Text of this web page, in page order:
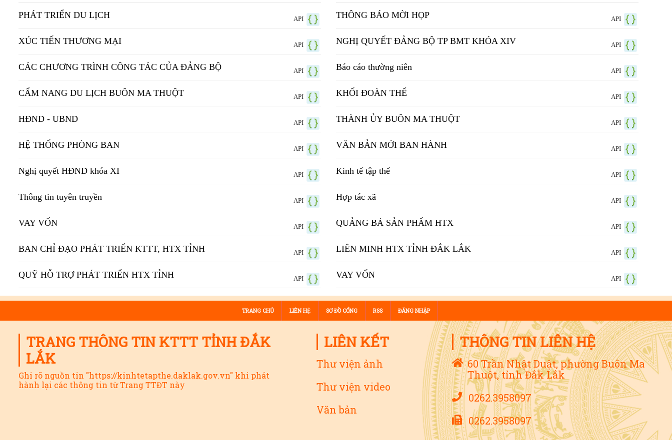
PHÁT TRIỂN DU LỊCH API THÔNG BÁO MỜI HỌP API
XÚC TIẾN THƯƠNG MẠI API NGHỊ QUYẾT ĐẢNG BỘ TP BMT KHÓA XIV API
CÁC CHƯƠNG TRÌNH CÔNG TÁC CỦA ĐẢNG BỘ API Báo cáo thường niên API
CẨM NANG DU LỊCH BUÔN MA THUỘT API KHỐI ĐOÀN THỂ API
HĐND - UBND API THÀNH ỦY BUÔN MA THUỘT API
HỆ THỐNG PHÒNG BAN API VĂN BẢN MỚI BAN HÀNH API
Nghị quyết HĐND khóa XI API Kinh tế tập thể API
Thông tin tuyên truyền API Hợp tác xã API
VAY VỐN API QUẢNG BÁ SẢN PHẨM HTX API
BAN CHỈ ĐẠO PHÁT TRIỂN KTTT, HTX TỈNH API LIÊN MINH HTX TỈNH ĐẮK LẮK API
QUỸ HỖ TRỢ PHÁT TRIỂN HTX TỈNH API VAY VỐN API
TRANG CHỦ LIÊN HỆ SƠ ĐỒ CỔNG RSS ĐĂNG NHẬP
TRANG THÔNG TIN KTTT TỈNH ĐẮK
LẮK
Ghi rõ nguồn tin "https://kinhtetapthe.daklak.gov.vn" khi phát
hành lại các thông tin từ Trang TTĐT này
LIÊN KẾT
Thư viện ảnh
Thư viện video
Văn bản
THÔNG TIN LIÊN HỆ
60 Trần Nhật Duật, phường Buôn Ma
Thuột, tỉnh Đắk Lắk
0262.3958097
0262.3958097